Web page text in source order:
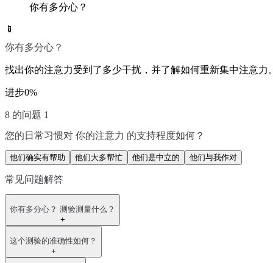
你有多分心？
📱
你有多分心？
找出你的注意力受到了多少干扰，并了解如何重新集中注意力
进步0%
8 的问题 1
您的日常习惯对 你的注意力 的支持程度如何？
他们确实有帮助 他们大多帮忙 他们是中立的 他们与我作对
常见问题解答
你有多分心？ 测验测量什么？
+
这个测验的准确性如何？
+